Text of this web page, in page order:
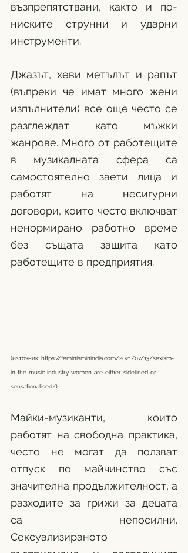
възпрепятствани, както и по-
ниските струнни и ударни
инструменти.
Джазът, хеви метълът и рапът
(въпреки че имат много жени
изпълнители) все още често се
разглеждат като мъжки
жанрове. Много от работещите
в музикалната сфера са
самостоятелно заети лица и
работят на несигурни
договори, които често включват
ненормирано работно време
без същата защита като
работещите в предприятия.
(източник: https://feminisminindia.com/2021/07/13/sexism-
in-the-music-industry-women-are-either-sidelined-or-
sensationalised/)
Майки-музиканти, които
работят на свободна практика,
често не могат да ползват
отпуск по майчинство със
значителна продължителност, а
разходите за грижи за децата
са непосилни.
Сексуализираното